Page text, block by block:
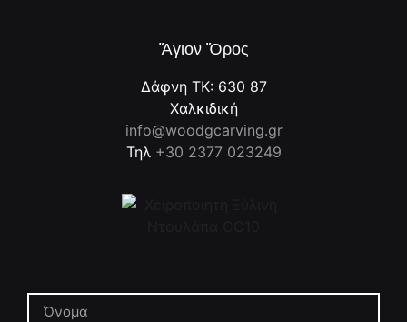
Ἅγιον Ὄρος
Δάφνη ΤΚ: 630 87
Χαλκιδική
info@woodgcarving.gr
Τηλ +30 2377 023249